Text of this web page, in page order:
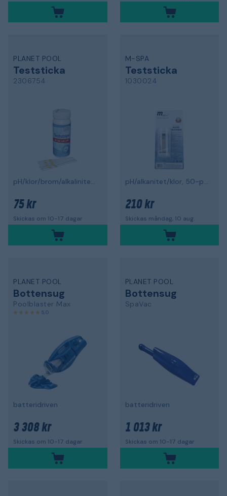
PLANET POOL
Teststicka
2306754
pH/klor/brom/alkalinitet, 50-pack
75 kr
Skickas om 10-17 dagar
M-SPA
Teststicka
1030024
pH/alkanitet/klor, 50-pack
210 kr
Skickas måndag, 10 aug.
PLANET POOL
Bottensug
Poolblaster Max
5,0
batteridriven
3 308 kr
Skickas om 10-17 dagar
PLANET POOL
Bottensug
SpaVac
batteridriven
1 013 kr
Skickas om 10-17 dagar